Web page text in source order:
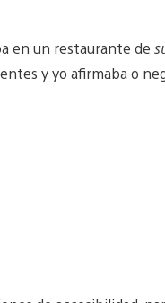
en un restaurante de
y yo afirmaba o